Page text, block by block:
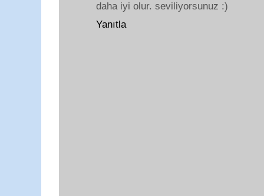
daha iyi olur. seviliyorsunuz :)
Yanıtla